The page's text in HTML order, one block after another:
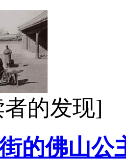
的发现]
的佛山公